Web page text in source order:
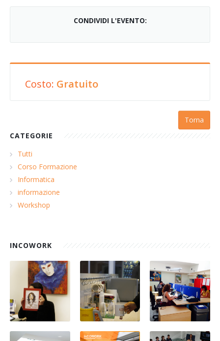
CONDIVIDI L'EVENTO:
Costo: Gratuito
Torna
CATEGORIE
Tutti
Corso Formazione
Informatica
informazione
Workshop
INCOWORK